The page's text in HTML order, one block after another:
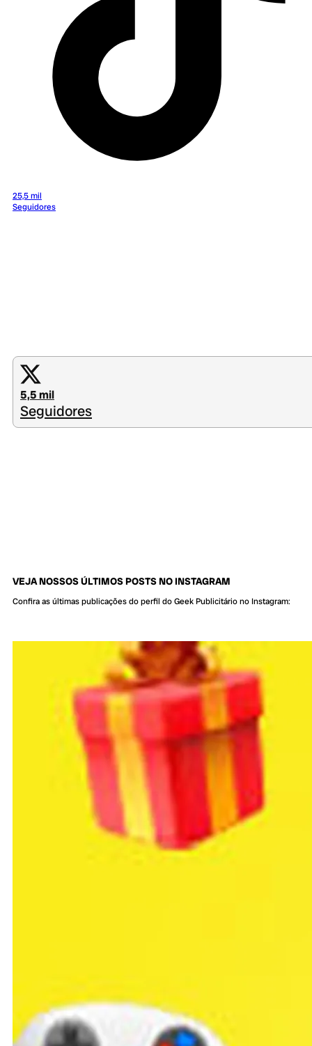
25,5 mil
Seguidores
5,5 mil
Seguidores
VEJA NOSSOS ÚLTIMOS POSTS NO INSTAGRAM
Confira as últimas publicações do perfil do Geek Publicitário no Instagram: